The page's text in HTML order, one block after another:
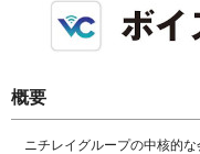
概要
ニチレイグループの中核的な